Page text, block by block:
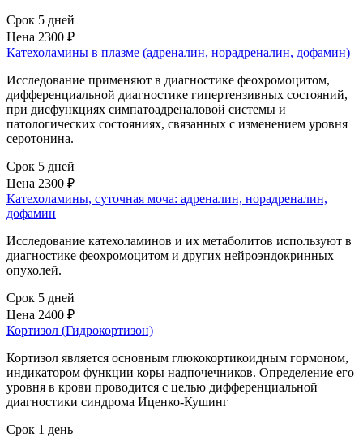
Срок 5 дней
Цена 2300 ₽
Катехоламины в плазме (адреналин, норадреналин, дофамин)
Исследование применяют в диагностике феохромоцитом,
дифференциальной диагностике гипертензивных состояний,
при дисфункциях симпатоадреналовой системы и
патологических состояниях, связанных с изменением уровня
серотонина.
Срок 5 дней
Цена 2300 ₽
Катехоламины, суточная моча: адреналин, норадреналин,
дофамин
Исследование катехоламинов и их метаболитов используют в
диагностике феохромоцитом и других нейроэндокринных
опухолей.
Срок 5 дней
Цена 2400 ₽
Кортизол (Гидрокортизон)
Кортизол является основным глюкокортикоидным гормоном,
индикатором функции коры надпочечников. Определение его
уровня в крови проводится с целью дифференциальной
диагностики синдрома Иценко-Кушинг
Срок 1 день